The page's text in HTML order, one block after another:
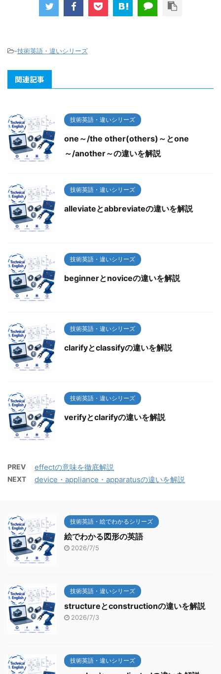
-技術英語・違いシリーズ
関連記事
技術英語・違いシリーズ
one～/the other(others)～とone
～/another～の違いを解説
技術英語・違いシリーズ
alleviateとabbreviateの違いを解説
技術英語・違いシリーズ
beginnerとnoviceの違いを解説
技術英語・違いシリーズ
clarifyとclassifyの違いを解説
技術英語・違いシリーズ
verifyとclarifyの違いを解説
PREV effectの意味を徹底解説
NEXT device・appliance・apparatusの違いを解説
技術英語・絵でわかるシリーズ
絵でわかる図形の英語
2026/7/5
技術英語・違いシリーズ
structureとconstructionの違いを解説
2026/7/3
技術英語・違いシリーズ